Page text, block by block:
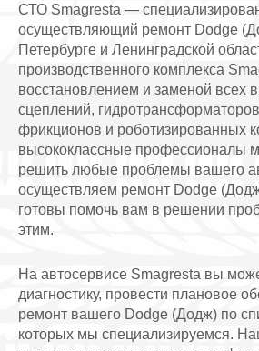
СТО Smagresta —
осуществляющий ремонт Dodge
Петербурге и Ленинградской
производственного комплекса
восстановлением и заменой всех
сцеплений,
фрикционов и роботизированных
высококлассные профессионалы
решить любые проблемы вашего
осуществляем ремонт Dodge
готовы помочь вам в решении
этим.
На автосервисе Smagresta вы
диагностику, провести плановое
ремонт вашего Dodge (Додж) по
которых мы специализируемся.